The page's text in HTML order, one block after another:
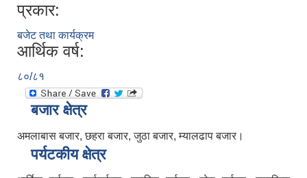
प्रकार:
बजेट तथा कार्यक्रम
आर्थिक वर्ष:
८०/८१
बजार क्षेत्र
अमलाबास बजार, छहरा बजार, जुठा बजार, म्यालढाप बजार।
पर्यटकीय क्षेत्र